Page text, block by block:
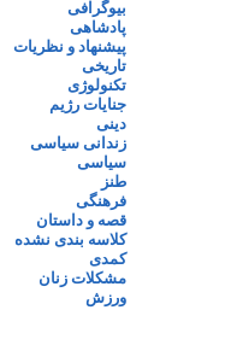
بیوگرافی
پادشاهی
پیشنهاد و نظریات
تاریخی
تکنولوژی
جنایات رژیم
دینی
زندانی سیاسی
سیاسی
طنز
فرهنگی
قصه و داستان
کلاسه بندی نشده
کمدی
مشکلات زنان
ورزش